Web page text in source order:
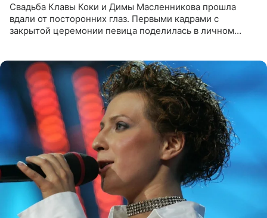
Свадьба Клавы Коки и Димы Масленникова прошла
вдали от посторонних глаз. Первыми кадрами с
закрытой церемонии певица поделилась в личном